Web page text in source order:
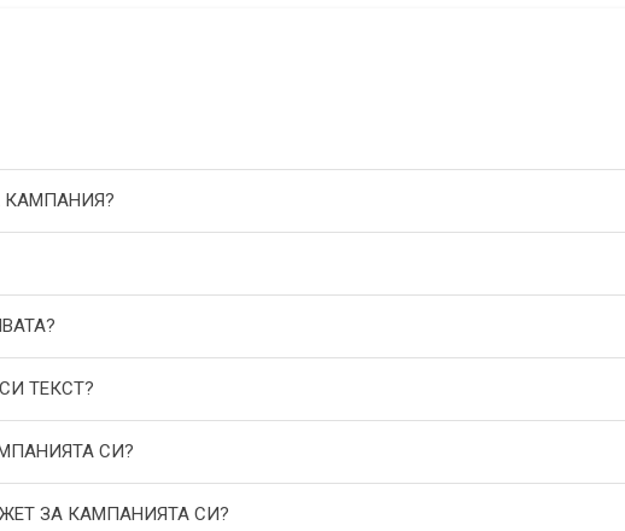
КАМПАНИЯ?
ТЕКСТ?
СИ?
ЗА КАМПАНИЯТА СИ?